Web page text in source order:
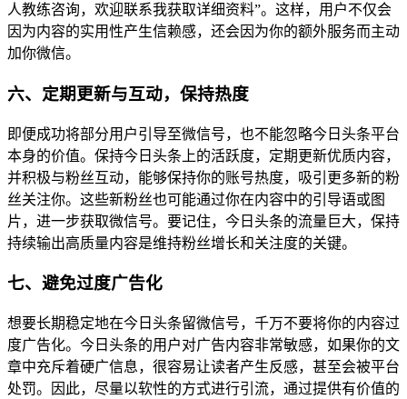
人教练咨询，欢迎联系我获取详细资料”。这样，用户不仅会
因为内容的实用性产生信赖感，还会因为你的额外服务而主动
加你微信。
六、定期更新与互动，保持热度
即便成功将部分用户引导至微信号，也不能忽略今日头条平台
本身的价值。保持今日头条上的活跃度，定期更新优质内容，
并积极与粉丝互动，能够保持你的账号热度，吸引更多新的粉
丝关注你。这些新粉丝也可能通过你在内容中的引导语或图
片，进一步获取微信号。要记住，今日头条的流量巨大，保持
持续输出高质量内容是维持粉丝增长和关注度的关键。
七、避免过度广告化
想要长期稳定地在今日头条留微信号，千万不要将你的内容过
度广告化。今日头条的用户对广告内容非常敏感，如果你的文
章中充斥着硬广信息，很容易让读者产生反感，甚至会被平台
处罚。因此，尽量以软性的方式进行引流，通过提供有价值的